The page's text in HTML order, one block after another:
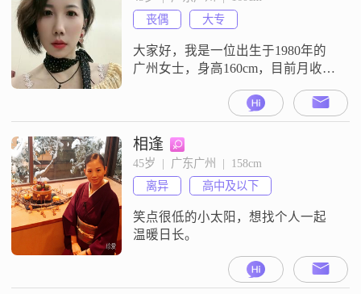
丧偶
大专
大家好，我是一位出生于1980年的
广州女士，身高160cm，目前月收入
学历，在广州这座美丽的城市工作
和生活。我性格温柔体贴，对待他
人总是细腻敏感，容易相处。我热
爱生活，享受慢节奏的生活方式，
喜欢在闲暇时烹饪美食，这让我感
到非常满足和快乐。我也很注重安
全感，无论是生活还是感情，我都
相逢
45岁  |  广东广州  |  158cm
离异
高中及以下
笑点很低的小太阳，想找个人一起
温暖日长。